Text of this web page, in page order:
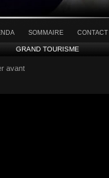
SOMMAIRE CONTACT
GRAND TOURISME
avant